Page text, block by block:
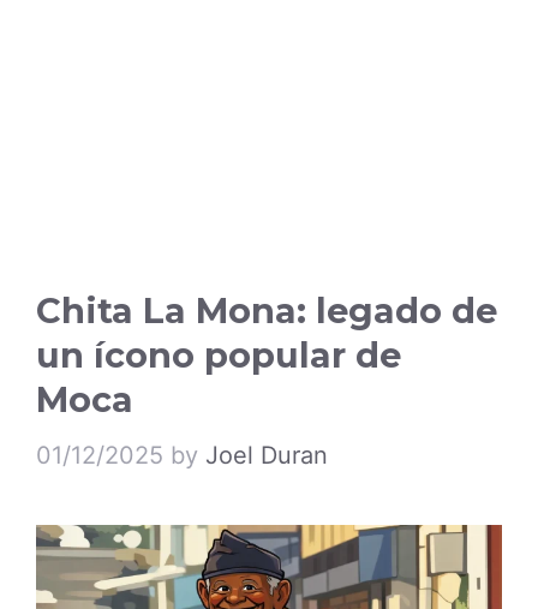
Chita La Mona: legado de
un ícono popular de
Moca
01/12/2025 by Joel Duran